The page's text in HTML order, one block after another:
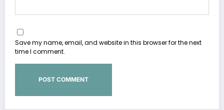
Save my name, email, and website in this browser for the next
time I comment.